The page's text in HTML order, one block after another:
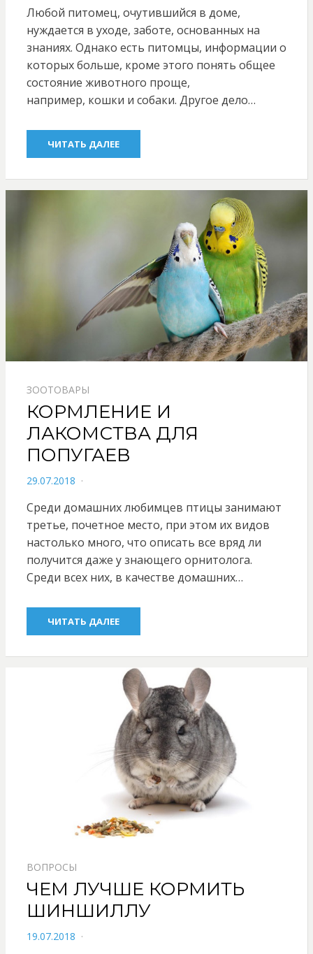
Любой питомец, очутившийся в доме,
нуждается в уходе, заботе, основанных на
знаниях. Однако есть питомцы, информации о
которых больше, кроме этого понять общее
состояние животного проще,
например, кошки и собаки. Другое дело…
ЧИТАТЬ ДАЛЕЕ
ЗООТОВАРЫ
КОРМЛЕНИЕ И
ЛАКОМСТВА ДЛЯ
ПОПУГАЕВ
POSTED
29.07.2018
Среди домашних любимцев птицы занимают
третье, почетное место, при этом их видов
настолько много, что описать все вряд ли
получится даже у знающего орнитолога.
Среди всех них, в качестве домашних…
ЧИТАТЬ ДАЛЕЕ
ВОПРОСЫ
ЧЕМ ЛУЧШЕ КОРМИТЬ
ШИНШИЛЛУ
POSTED
19.07.2018